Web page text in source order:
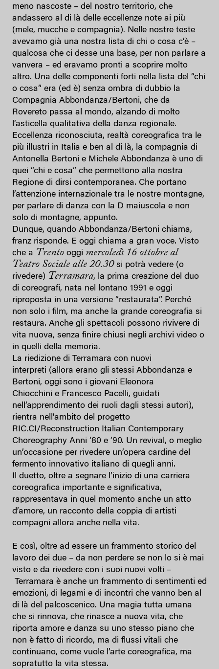
meno nascoste – del nostro territorio, che
andassero al di là delle eccellenze note ai più
(mele, mucche e compagnia). Nelle nostre teste
avevamo già una nostra lista di chi o cosa c’è –
qualcosa che ci desse una base, per non parlare a
vanvera – ed eravamo pronti a scoprire molto
altro. Una delle componenti forti nella lista del “chi
o cosa” era (ed è) senza ombra di dubbio la
Compagnia Abbondanza/Bertoni, che da
Rovereto passa al mondo, alzando di molto
l’asticella qualitativa della danza regionale.
Eccellenza riconosciuta, realtà coreografica tra le
più illustri in Italia e ben al di là, la compagnia di
Antonella Bertoni e Michele Abbondanza è uno di
quei “chi e cosa” che permettono alla nostra
Regione di dirsi contemporanea. Che portano
l’attenzione internazionale tra le nostre montagne,
per parlare di danza con la D maiuscola e non
solo di montagne, appunto.
Dunque, quando Abbondanza/Bertoni chiama,
franz risponde. E oggi chiama a gran voce. Visto
che a Trento oggi mercoledì 16 ottobre al
Teatro Sociale alle 20.30si potrà vedere (o
rivedere) Terramara, la prima creazione del duo
di coreografi, nata nel lontano 1991 e oggi
riproposta in una versione “restaurata”. Perché
non solo i film, ma anche la grande coreografia si
restaura. Anche gli spettacoli possono rivivere di
vita nuova, senza finire chiusi negli archivi video o
in quelli della memoria.
La riedizione di Terramara con nuovi
interpreti (allora erano gli stessi Abbondanza e
Bertoni, oggi sono i giovani Eleonora
Chiocchini e Francesco Pacelli, guidati
nell’apprendimento dei ruoli dagli stessi autori),
rientra nell’ambito del progetto
RIC.CI/Reconstruction Italian Contemporary
Choreography Anni ‘80 e ’90. Un revival, o meglio
un’occasione per rivedere un’opera cardine del
fermento innovativo italiano di quegli anni.
Il duetto, oltre a segnare l’inizio di una carriera
coreografica importante e significativa,
rappresentava in quel momento anche un atto
d’amore, un racconto della coppia di artisti
compagni allora anche nella vita.
E così, oltre ad essere un frammento storico del
lavoro dei due – da non perdere se non lo si è mai
visto e da rivedere con i suoi nuovi volti –
Terramara è anche un frammento di sentimenti ed
emozioni, di legami e di incontri che vanno ben al
di là del palcoscenico. Una magia tutta umana
che si rinnova, che rinasce a nuova vita, che
riporta amore e danza su uno stesso piano che
non è fatto di ricordo, ma di flussi vitali che
continuano, come vuole l’arte coreografica, ma
sopratutto la vita stessa.